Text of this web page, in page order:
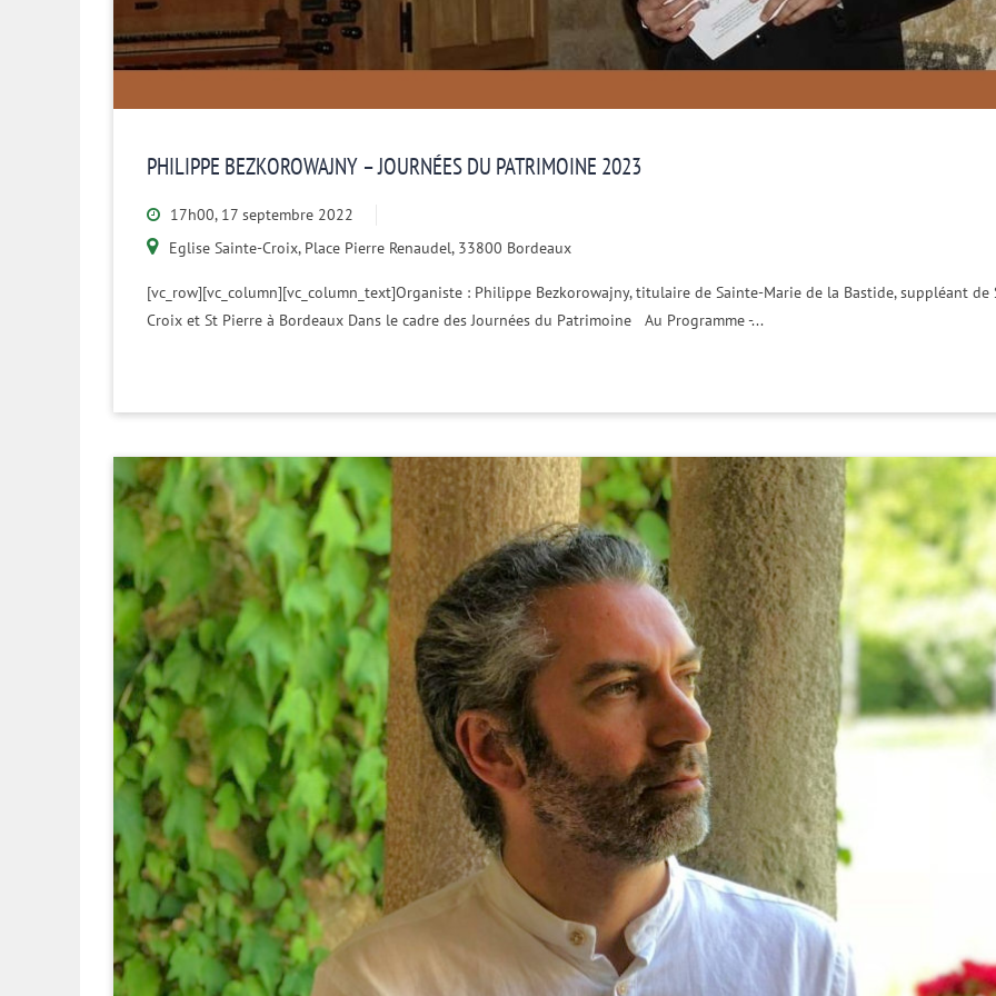
PHILIPPE BEZKOROWAJNY – JOURNÉES DU PATRIMOINE 2023
17h00, 17 septembre 2022
Eglise Sainte-Croix, Place Pierre Renaudel, 33800 Bordeaux
[vc_row][vc_column][vc_column_text]Organiste : Philippe Bezkorowajny, titulaire de Sainte-Marie de la Bastide, suppléant de
Croix et St Pierre à Bordeaux Dans le cadre des Journées du Patrimoine Au Programme -...